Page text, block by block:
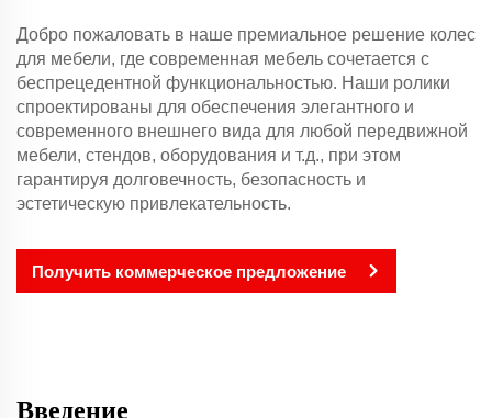
Добро пожаловать в наше премиальное решение колес
для мебели, где современная мебель сочетается с
беспрецедентной функциональностью. Наши ролики
спроектированы для обеспечения элегантного и
современного внешнего вида для любой передвижной
мебели, стендов, оборудования и т.д., при этом
гарантируя долговечность, безопасность и
эстетическую привлекательность.
Получить коммерческое предложение
Введение